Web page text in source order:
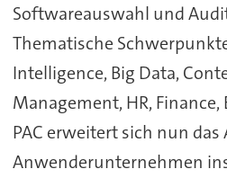
Softwareauswahl und
Thematische
Intelligence, Big Data,
Management, HR, Finance,
PAC erweitert sich nun das
Anwenderunternehmen